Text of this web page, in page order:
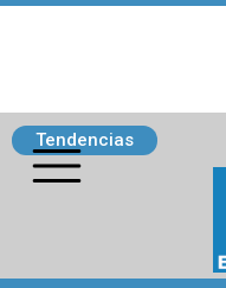
Tendencias